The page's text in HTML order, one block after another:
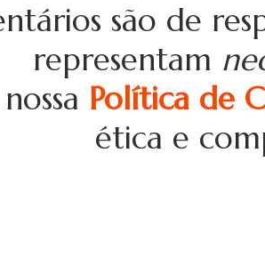
são de
representam
Política de
ética e